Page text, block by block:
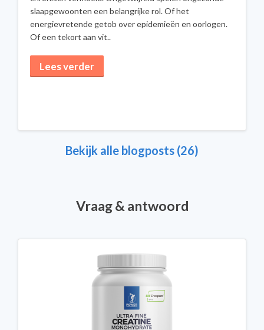
slaapgewoonten een belangrijke rol. Of het
energievretende getob over epidemieën en oorlogen.
Of een tekort aan vit..
Lees verder
Bekijk alle blogposts (26)
Vraag & antwoord